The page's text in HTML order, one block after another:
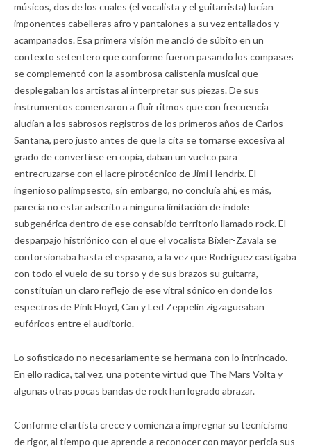
músicos, dos de los cuales (el vocalista y el guitarrista) lucían
imponentes cabelleras afro y pantalones a su vez entallados y
acampanados. Esa primera visión me ancló de súbito en un
contexto setentero que conforme fueron pasando los compases
se complementó con la asombrosa calistenia musical que
desplegaban los artistas al interpretar sus piezas. De sus
instrumentos comenzaron a fluir ritmos que con frecuencia
aludían a los sabrosos registros de los primeros años de Carlos
Santana, pero justo antes de que la cita se tornarse excesiva al
grado de convertirse en copia, daban un vuelco para
entrecruzarse con el lacre pirotécnico de Jimi Hendrix. El
ingenioso palimpsesto, sin embargo, no concluía ahí, es más,
parecía no estar adscrito a ninguna limitación de índole
subgenérica dentro de ese consabido territorio llamado rock. El
desparpajo histriónico con el que el vocalista Bixler-Zavala se
contorsionaba hasta el espasmo, a la vez que Rodríguez castigaba
con todo el vuelo de su torso y de sus brazos su guitarra,
constituían un claro reflejo de ese vitral sónico en donde los
espectros de Pink Floyd, Can y Led Zeppelin zigzagueaban
eufóricos entre el auditorio.
Lo sofisticado no necesariamente se hermana con lo intrincado.
En ello radica, tal vez, una potente virtud que The Mars Volta y
algunas otras pocas bandas de rock han logrado abrazar.
Conforme el artista crece y comienza a impregnar su tecnicismo
de rigor, al tiempo que aprende a reconocer con mayor pericia sus